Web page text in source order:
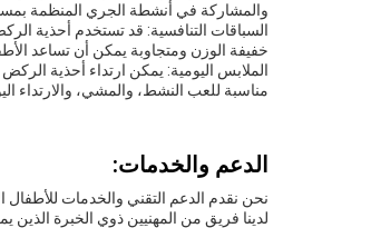
والمشاركة في أنشطة الجري المنظمة
السباقات التنافسية: قد تستخدم أحذية
خفيفة الوزن ومتجاوبة يمكن أن تساعد
الملابس اليومية: يمكن ارتداء أحذية
مناسبة للعب النشط، والمشي، والارتداء
الدعم والخدمات:
نحن نقدم الدعم التقني والخدمات للأطفال
لدينا فريق من المهنيين ذوي الخبرة